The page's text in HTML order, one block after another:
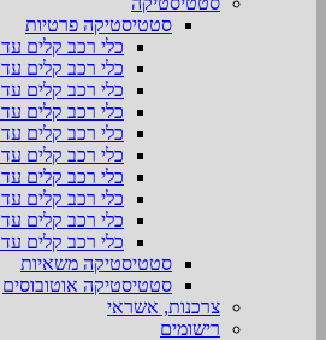
סטטיסטיקה פרטיות
כלי רכב קלים עד 3.5 טון 2026
כלי רכב קלים עד 3.5 טון 2025
כלי רכב קלים עד 3.5 טון 2024
כלי רכב קלים עד 3.5 טון 2023
כלי רכב קלים עד 3.5 טון 2022
כלי רכב קלים עד 3.5 טון 2021
כלי רכב קלים עד 3.5 טון 2020
כלי רכב קלים עד 3.5 טון 2019
כלי רכב קלים עד 3.5 טון 2018
כלי רכב קלים עד 3.5 טון 2017
סטטיסטיקה משאיות
סטטיסטיקה אוטובוסים
צרכנות, אשראי
רישומים